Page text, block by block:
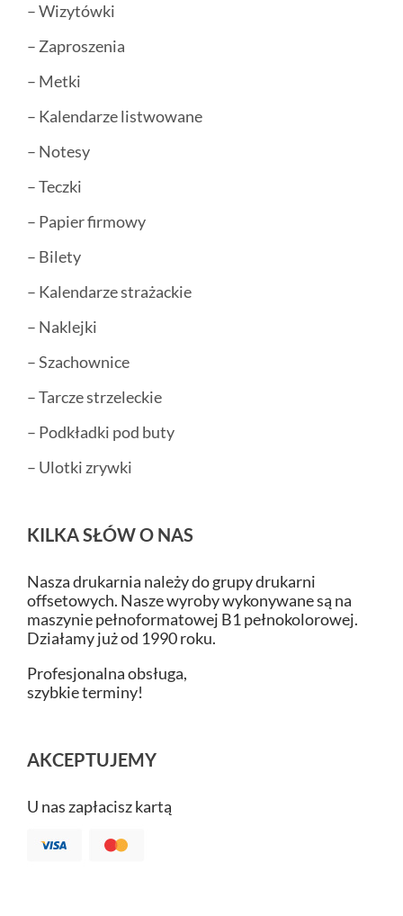
– Wizytówki
– Zaproszenia
– Metki
– Kalendarze listwowane
– Notesy
– Teczki
– Papier firmowy
– Bilety
– Kalendarze strażackie
– Naklejki
– Szachownice
– Tarcze strzeleckie
– Podkładki pod buty
– Ulotki zrywki
KILKA SŁÓW O NAS
Nasza drukarnia należy do grupy drukarni
offsetowych. Nasze wyroby wykonywane są na
maszynie pełnoformatowej B1 pełnokolorowej.
Działamy już od 1990 roku.
Profesjonalna obsługa,
szybkie terminy!
AKCEPTUJEMY
U nas zapłacisz kartą